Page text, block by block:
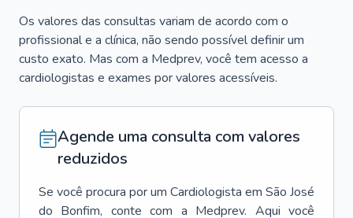
Os valores das consultas variam de acordo com o
profissional e a clínica, não sendo possível definir um
custo exato. Mas com a Medprev, você tem acesso a
cardiologistas e exames por valores acessíveis.
Agende uma consulta com valores
reduzidos
Se você procura por um Cardiologista em São José
do Bonfim, conte com a Medprev. Aqui você